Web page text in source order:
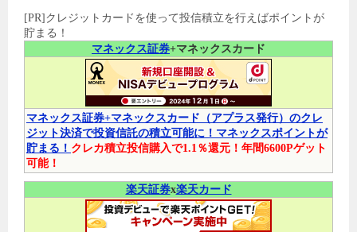
[PR]クレジットカードを使って投信積立を行えばポイントが
貯まる！
マネックス証券+マネックスカード
マネックス証券+マネックスカード（アプラス発行）のクレ
ジット決済で投資信託の積立可能に！マネックスポイントが
貯まる！ クレカ積立投信購入で1.1％還元！年間6600Pゲット
可能！
楽天証券x楽天カード